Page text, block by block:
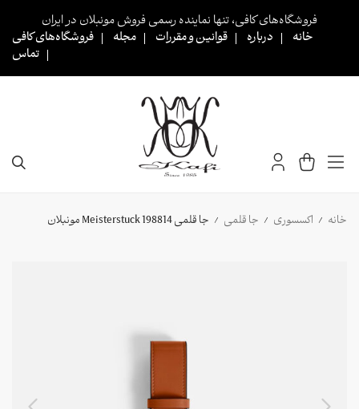
فروشگاه‌های کافی، تنها نماینده رسمی فروش مونبلان در ایران
خانه
درباره قوانین و مقررات مجله
فروشگاه‌های کافی
تماس
خانه / اکسسوری / جا قلمی / جا قلمی 198814 Meisterstuck مونبلان